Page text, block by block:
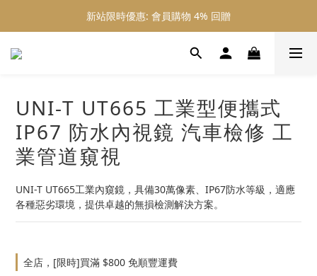
新站限時優惠: 會員購物 4% 回贈
新站限時優惠: 會員購物 4% 回贈
新站限時優惠: 滿 $800 順豐免運費
UNI-T UT665 工業型便攜式
IP67 防水內視鏡 汽車檢修 工
業管道窺視
UNI-T UT665工業內窺鏡，具備30萬像素、IP67防水等級，適應
各種惡劣環境，提供卓越的無損檢測解決方案。
全店，[限時]買滿 $800 免順豐運費